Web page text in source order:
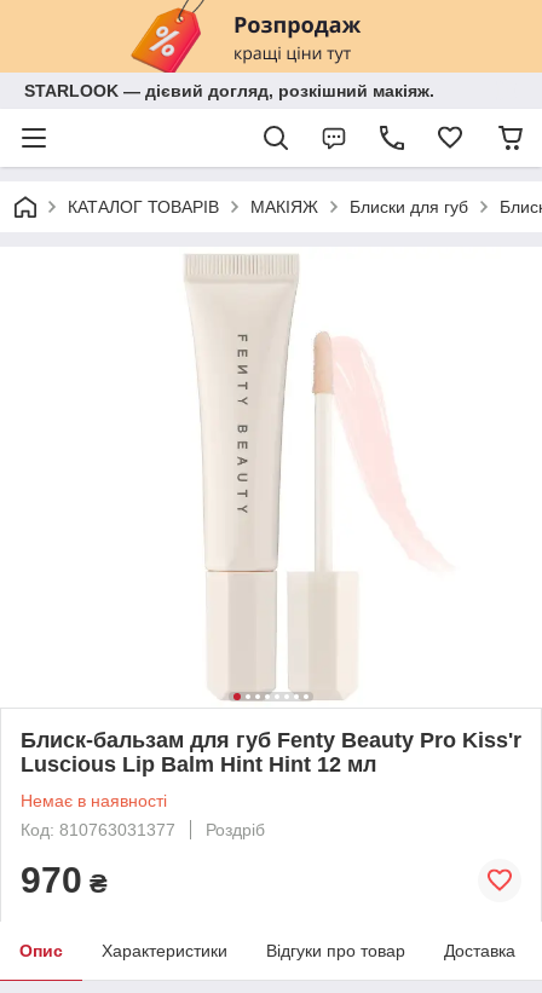
STARLOOK — дієвий догляд, розкішний макіяж.
КАТАЛОГ ТОВАРІВ МАКІЯЖ Блиски для губ
Блиск-бальзам для губ Fenty Beauty Pro Kiss'r
Luscious Lip Balm Hint Hint 12 мл
Немає в наявності
Код: 810763031377
Роздріб
970 ₴
Опис Характеристики Відгуки про товар Доставка